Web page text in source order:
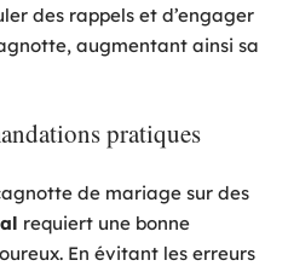
des rappels et d’engager
augmentant ainsi sa
pratiques
de mariage sur des
requiert une bonne
En évitant les erreurs